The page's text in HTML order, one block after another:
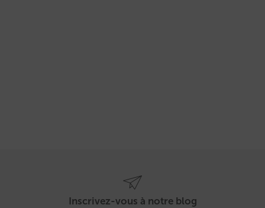
Inscrivez-vous à notre blog